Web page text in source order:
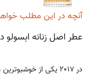
آنچه در این مطلب
عطر اصل زنانه ابسولو
در 2017 یکی از